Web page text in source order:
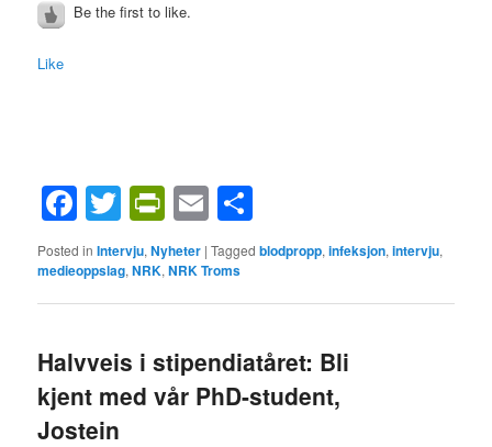
Be the first to like.
Like
Facebook
Twitter
PrintFriendly
Email
Posted in Intervju,Nyheter |Tagged blodpropp,infeksjon,intervju,
medieoppslag,NRK,NRK Troms
Halvveis i stipendiatåret: Bli
kjent med vår PhD-student,
Jostein